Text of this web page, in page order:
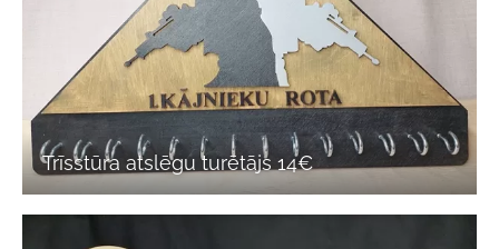
Trīsstūra atslēgu turētājs 14€